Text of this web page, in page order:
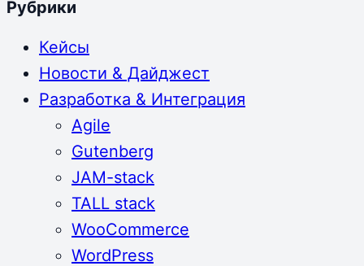
Рубрики
Кейсы
Новости & Дайджест
Разработка & Интеграция
Agile
Gutenberg
JAM-stack
TALL stack
WooCommerce
WordPress